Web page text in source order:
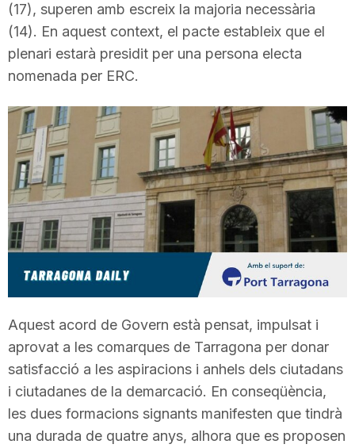
d
T
a
r
r
a
g
(17), superen amb escreix la majoria necessària
(14). En aquest context, el pacte estableix que el
plenari estarà presidit per una persona electa
nomenada per ERC.
Aquest acord de Govern està pensat, impulsat i
aprovat a les comarques de Tarragona per donar
satisfacció a les aspiracions i anhels dels ciutadans
i ciutadanes de la demarcació. En conseqüència,
les dues formacions signants manifesten que tindrà
una durada de quatre anys, alhora que es proposen